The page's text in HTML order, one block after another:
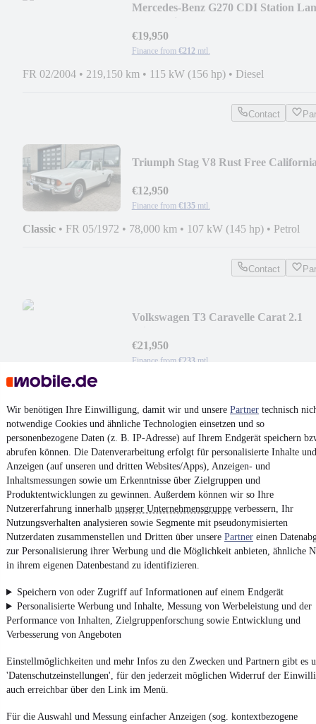
Wir benötigen Ihre Einwilligung, damit wir und unsere Partner technisch
notwendige Cookies und ähnliche Technologien einsetzen und so
personenbezogene Daten (z. B. IP-Adresse) auf Ihrem Endgerät speichern
abrufen können. Die Datenverarbeitung erfolgt für personalisierte Inhalte und
Anzeigen (auf unseren und dritten Websites/Apps), Anzeigen- und
Inhaltsmessungen sowie um Erkenntnisse über Zielgruppen und
Produktentwicklungen zu gewinnen. Außerdem können wir so Ihre
Nutzererfahrung innerhalb unserer Unternehmensgruppe verbessern, Ihr
Nutzungsverhalten analysieren sowie Segmente mit pseudonymisierten
Nutzerdaten zusammenstellen und Dritten über unsere Partner einen
zur Personalisierung ihrer Werbung und die Möglichkeit anbieten, ähnliche
in ihrem eigenen Datenbestand zu identifizieren.
Speichern von oder Zugriff auf Informationen auf einem Endgerät
Personalisierte Werbung und Inhalte, Messung von Werbeleistung und der
Performance von Inhalten, Zielgruppenforschung sowie Entwicklung und
Verbesserung von Angeboten
Einstellmöglichkeiten und mehr Infos zu den Zwecken und Partnern gibt es
'Datenschutzeinstellungen', für den jederzeit möglichen Widerruf der
auch erreichbar über den Link im Menü.
Für die Auswahl und Messung einfacher Anzeigen (sog. kontextbezogene
Mercedes-Benz G270 CDI Station
€19,950
Finance from €212 mtl.
FR 02/2004 • 219,150 km • 115 kW (156 hp) • Diesel
Contact
Triumph Stag V8 Rust Free
€12,950
Finance from €135 mtl.
Classic • FR 05/1972 • 78,000 km • 107 kW (145 hp) • Petrol
Contact
Volkswagen T3 Caravelle Carat 2.1
€21,950
Finance from €233 mtl.
FR 07/1989• 243,000 km
Contact
¹VAT reclaimable
4.6 stars
The fastest, easiest way to mobile.de
Install the app
Imprint
General Terms and Conditions
Vertrag widerrufen (Deutsch)
Privacy Policy
Privacy Settings
Report Security Vulnerability